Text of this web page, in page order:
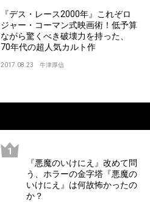
『デス・レース2000年』これぞロ
ジャー・コーマン式映画術！低予算
ながら驚くべき破壊力を持った、
70年代の超人気カルト作
2017.08.23 牛津厚信
『悪魔のいけにえ』改めて問
う、ホラーの金字塔『悪魔の
いけにえ』は何故怖かったの
か？